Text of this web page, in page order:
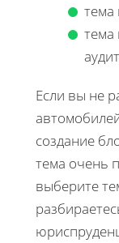
тема
тема
Если вы не
создание
тема очень
выберите